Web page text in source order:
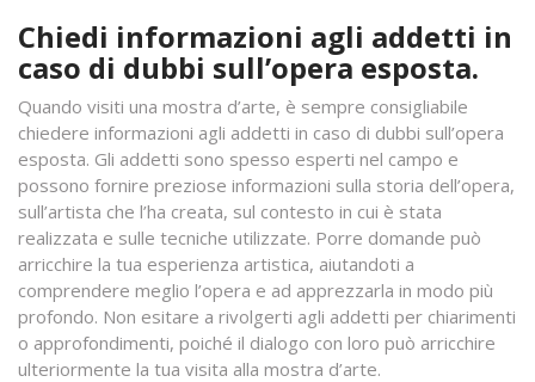
Chiedi informazioni agli addetti in
caso di dubbi sull’opera esposta.
Quando visiti una mostra d’arte, è sempre consigliabile
chiedere informazioni agli addetti in caso di dubbi sull’opera
esposta. Gli addetti sono spesso esperti nel campo e
possono fornire preziose informazioni sulla storia dell’opera,
sull’artista che l’ha creata, sul contesto in cui è stata
realizzata e sulle tecniche utilizzate. Porre domande può
arricchire la tua esperienza artistica, aiutandoti a
comprendere meglio l’opera e ad apprezzarla in modo più
profondo. Non esitare a rivolgerti agli addetti per chiarimenti
o approfondimenti, poiché il dialogo con loro può arricchire
ulteriormente la tua visita alla mostra d’arte.